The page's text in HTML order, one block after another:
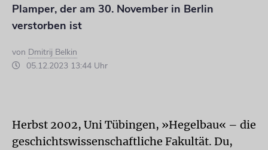
Plamper, der am 30. November in Berlin
verstorben ist
von Dmitrij Belkin
05.12.2023 13:44 Uhr
Herbst 2002, Uni Tübingen, »Hegelbau« – die
geschichtswissenschaftliche Fakultät. Du,